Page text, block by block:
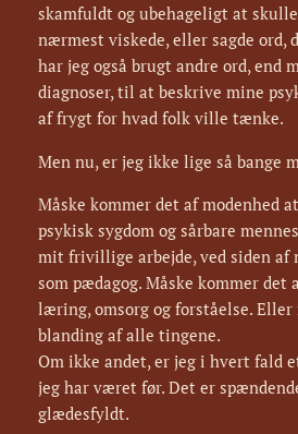
skamfuldt og ubehageligt at
nærmest viskede, eller sagde ord,
har jeg også brugt andre ord, end
diagnoser, til at beskrive mine
af frygt for hvad folk ville tænke.
Men nu, er jeg ikke lige så bange
Måske kommer det af modenhed
psykisk sygdom og sårbare
mit frivillige arbejde, ved siden
som pædagog. Måske kommer det
læring, omsorg og forståelse. Eller
blanding af alle tingene.
Om ikke andet, er jeg i hvert fald
jeg har været før. Det er
glædesfyldt.